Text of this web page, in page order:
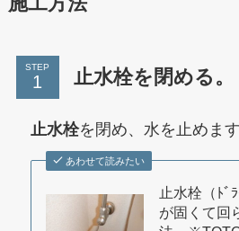
STEP 止水栓を閉める。
止水栓を閉め、水を止めます
あわせて読みたい
止水栓（ﾄﾞ
が固くて回